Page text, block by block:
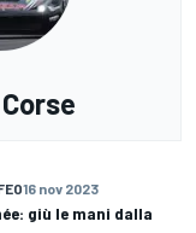
16 nov 2023
giù le mani dalla